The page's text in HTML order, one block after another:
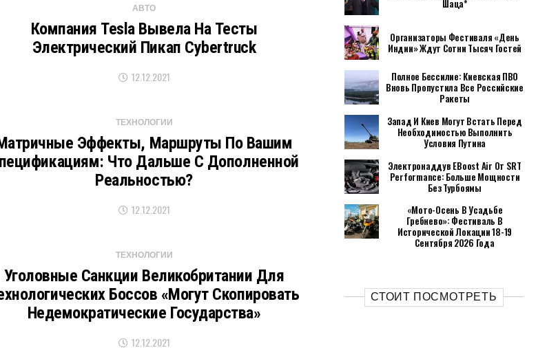
АВТО
Компания Tesla Вывела На Тесты
Электрический Пикап Cybertruck
12.12.2021
ТЕХНОЛОГИИ
Эффекты, Маршруты По Вашим
Что Дальше С Дополненной
Реальностью?
12.12.2021
ТЕХНОЛОГИИ
Уголовные Санкции Великобритании Для
Боссов «могут Скопировать
Недемократические Государства»
12.12.2021
Шаца*
Организаторы Фестиваля «День
Индии» Ждут Сотни Тысяч Гостей
Полное Бессилие: Киевская ПВО
Вновь Пропустила Все Российские
Ракеты
Запад И Киев Могут Встать Перед
Необходимостью Выполнить
Условия Путина
Электронаддув EBoost Air От SRT
Performance: Больше Мощности
Без Турбоямы
«Мото-Осень В Усадьбе
Гребнево»: Фестиваль В
Исторической Локации 18-19
Сентября 2026 Года
СТОИТ ПОСМОТРЕТЬ